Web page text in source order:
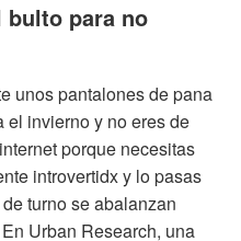
para no
unos pantalones de pana
el invierno y no eres de
porque necesitas
introvertidx y lo pasas
turno se abalanzan
Urban Research, una